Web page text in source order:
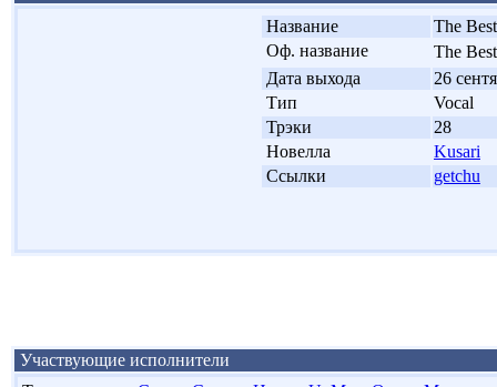
Название
The
Оф. название
The
Дата выхода
26
Тип
Vocal
Трэки
28
Новелла
Kusari
Ссылки getchu
Участвующие исполнители